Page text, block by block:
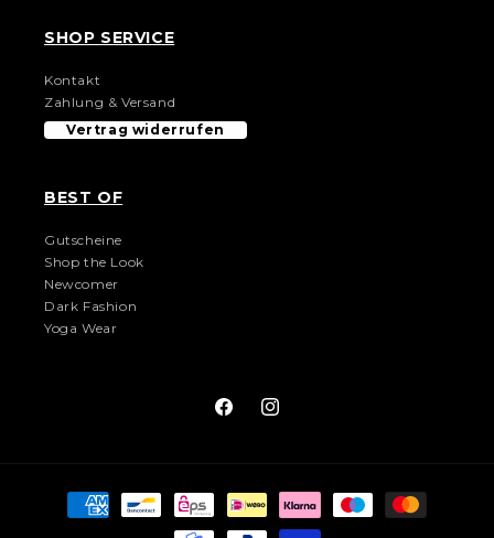
SHOP SERVICE
Kontakt
Zahlung & Versand
Vertrag widerrufen
BEST OF
Gutscheine
Shop the Look
Newcomer
Dark Fashion
Yoga Wear
FacebookInstagram
Zahlungsmethoden